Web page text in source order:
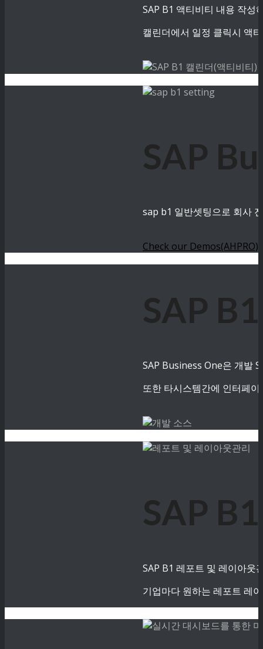
SAP B1 액티비티 내용 작성
캘린더에서 일정 클릭시 액
SAP
sap b1 일반셋팅으로 회사
Check our Demos(AHPRO)
SAP
SAP Business One은 개발
또한 타시스템간에 인터페
SAP
SAP B1 레포트 및 레이아웃
기업마다 원하는 레포트 레